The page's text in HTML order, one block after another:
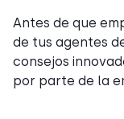
Antes de que
de tus agentes
consejos
por parte de la